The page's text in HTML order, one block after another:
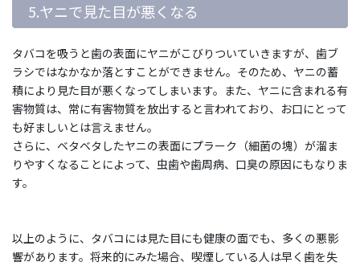
5.ヤニで見た目が悪くなる
タバコを吸うと歯の表面にヤニがこびりついていきますが、歯ブ
ラシではなかなか落とすことができません。そのため、ヤニの蓄
積により見た目が悪くなってしまいます。また、ヤニに含まれる有
害物質は、常に有害物質を放出すると言われており、お口にとって
も好ましいとは言えません。
さらに、ベタベタしたヤニの表面にプラーク（細菌の塊）が溜ま
りやすくなることによって、虫歯や歯周病、口臭の原因にもなりま
す。
以上のように、タバコには見た目にも健康の面でも、多くの悪影
響があります。将来的にみた場合、喫煙している人は早く歯を失